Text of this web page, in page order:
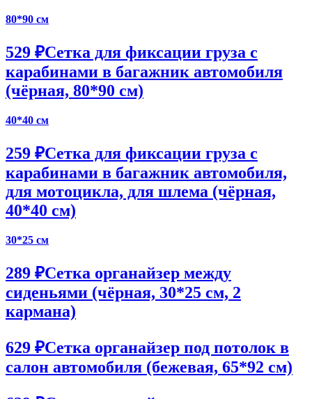
80*90 см
529 ₽Сетка для фиксации груза с
карабинами в багажник автомобиля
(чёрная, 80*90 см)
40*40 см
259 ₽Сетка для фиксации груза с
карабинами в багажник автомобиля,
для мотоцикла, для шлема (чёрная,
40*40 см)
30*25 см
289 ₽Сетка органайзер между
сиденьями (чёрная, 30*25 см, 2
кармана)
629 ₽Сетка органайзер под потолок в
салон автомобиля (бежевая, 65*92 см)